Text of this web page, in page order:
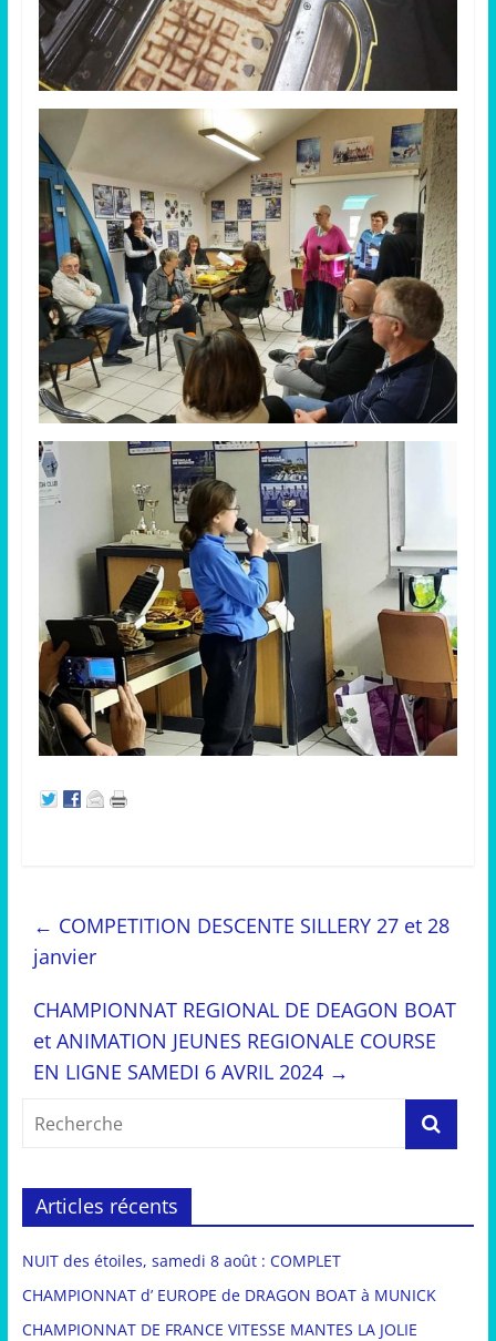
← COMPETITION DESCENTE SILLERY 27 et 28
janvier
CHAMPIONNAT REGIONAL DE DEAGON BOAT
et ANIMATION JEUNES REGIONALE COURSE
EN LIGNE SAMEDI 6 AVRIL 2024 →
Articles récents
NUIT des étoiles, samedi 8 août : COMPLET
CHAMPIONNAT d’ EUROPE de DRAGON BOAT à MUNICK
CHAMPIONNAT DE FRANCE VITESSE MANTES LA JOLIE